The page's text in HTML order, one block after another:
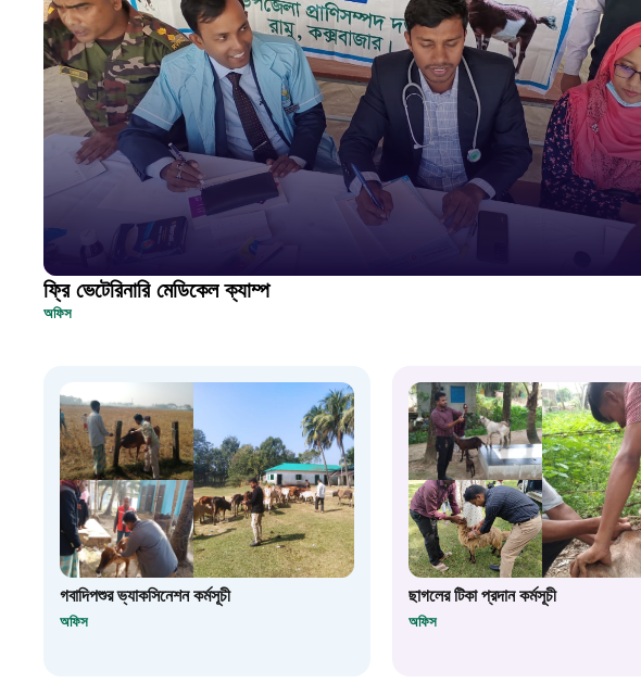
ফ্রি ভেটেরিনারি মেডিকেল ক্যাম্প
অফিস
গবাদিপশুর ভ্যাকসিনেশন কর্মসূচী
অফিস
ছাগলের টিকা প্রদান কর্মসূচী
অফিস